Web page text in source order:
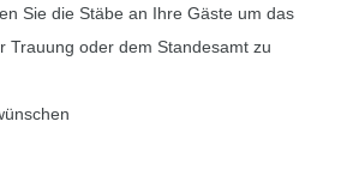
Sie die Stäbe an Ihre Gäste um das
Trauung oder dem Standesamt zu